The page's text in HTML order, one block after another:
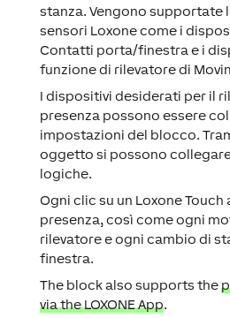
stanza. Vengono supportate
sensori Loxone come i
Contatti porta/finestra e i
funzione di rilevatore di
I dispositivi desiderati per il
presenza possono essere
impostazioni del blocco.
oggetto si possono
logiche.
Ogni clic su un Loxone
presenza, così come ogni
rilevatore e ogni cambio di
finestra.
The block also supports the
via the LOXONE App.